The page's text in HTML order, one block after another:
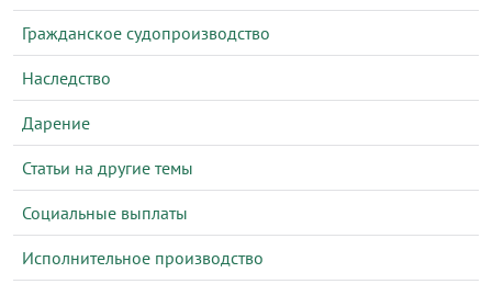
Гражданское судопроизводство
Наследство
Дарение
Статьи на другие темы
Социальные выплаты
Исполнительное производство